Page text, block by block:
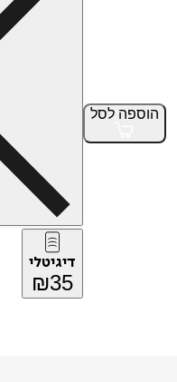
הוספה לסל
דיגיטלי
₪35